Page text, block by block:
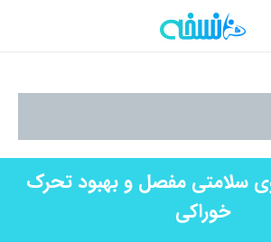
سلامتی مفصل و بهبود تحرک
خوراکی